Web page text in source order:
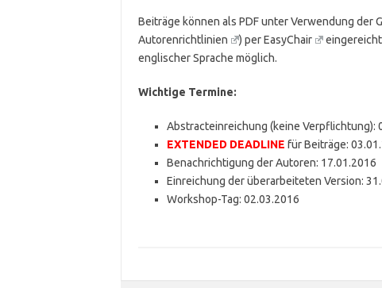
Beiträge können als PDF unter Verwendung der
Autorenrichtlinien
) perEasyChair
englischer Sprache möglich.
Wichtige Termine:
Abstracteinreichung (keine Verpflichtung):
EXTENDED DEADLINE für Beiträge:
Benachrichtigung der Autoren: 17.01.2016
Einreichung der überarbeiteten Version:
Workshop-Tag: 02.03.2016